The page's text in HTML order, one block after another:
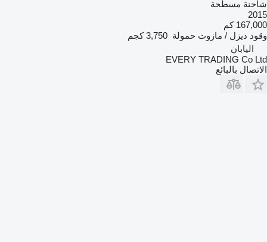
شاحنة مسطحة
2015
167,000 كم
وقود ديزل / مازوت حمولة 3,750 كجم
اليابان
EVERY TRADING Co Ltd
الاتصال بالبائع